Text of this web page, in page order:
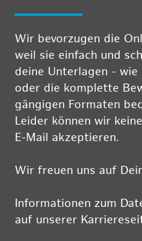
Wir bevorzugen die
weil sie einfach und
deine Unterlagen - wie
oder die komplette
gängigen Formaten
Leider können wir
E-Mail akzeptieren.
Wir freuen uns auf
Informationen zum
auf unserer